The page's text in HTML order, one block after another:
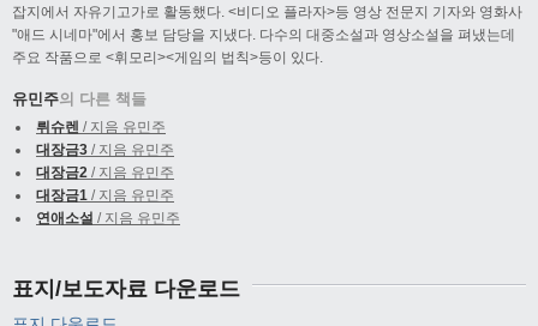
잡지에서 자유기고가로 활동했다. <비디오 플라자>등 영상 전문지 기자와 영화사
"애드 시네마"에서 홍보 담당을 지냈다. 다수의 대중소설과 영상소설을 펴냈는데
주요 작품으로 <휘모리><게임의 법칙>등이 있다.
유민주의 다른 책들
뤼슈렌 / 지음 유민주
대장금3 / 지음 유민주
대장금2 / 지음 유민주
대장금1 / 지음 유민주
연애소설 / 지음 유민주
표지/보도자료 다운로드